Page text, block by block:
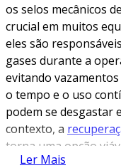
os selos mecânicos
crucial em muitos
eles são
gases durante a
evitando
o tempo e o uso
podem se desgastar
contexto, a
torna uma opção
Ler Mais